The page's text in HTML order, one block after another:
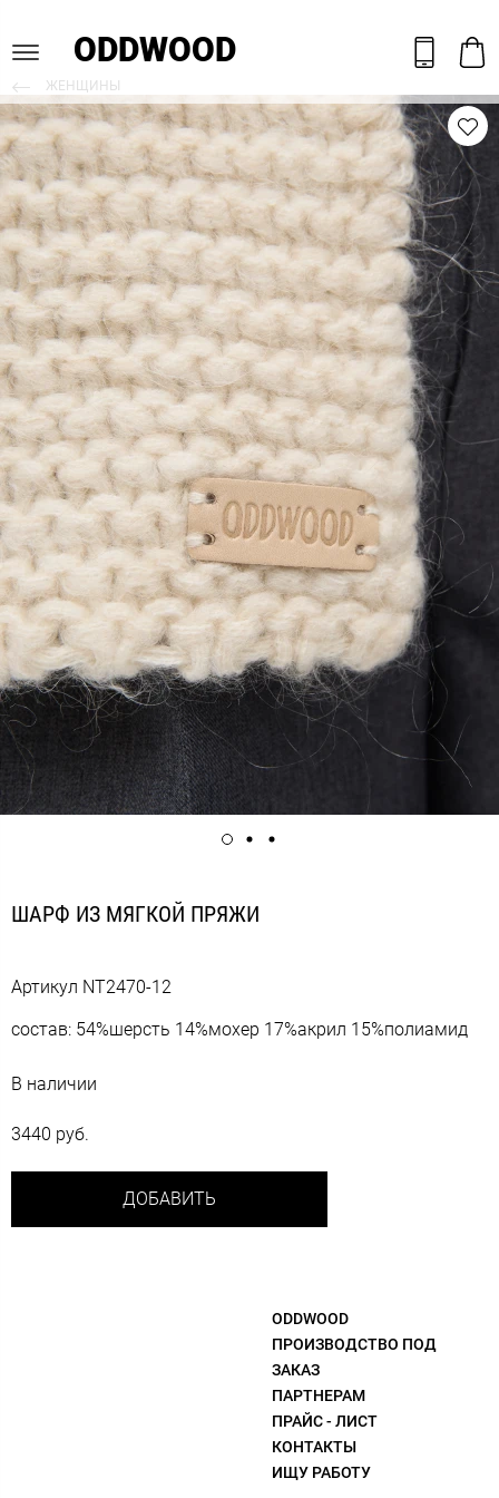
ODDWOOD
ЖЕНЩИНЫ
ШАРФ ИЗ МЯГКОЙ ПРЯЖИ
Артикул NT2470-12
состав: 54%шерсть 14%мохер 17%акрил 15%полиамид
В наличии
3440 руб.
ДОБАВИТЬ
ODDWOOD
ПРОИЗВОДСТВО ПОД
ЗАКАЗ
ПАРТНЕРАМ
ПРАЙС - ЛИСТ
КОНТАКТЫ
ИЩУ РАБОТУ